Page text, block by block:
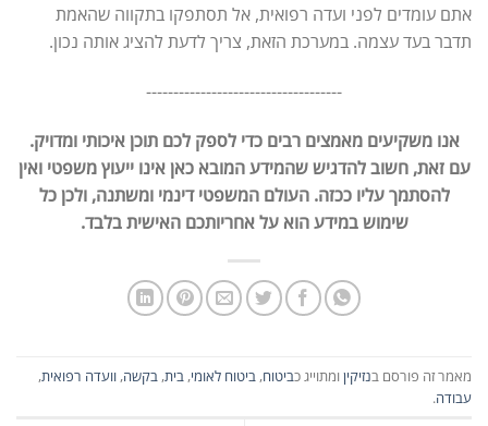
אתם עומדים לפני ועדה רפואית, אל תסתפקו בתקווה שהאמת
תדבר בעד עצמה. במערכת הזאת, צריך לדעת להציג אותה נכון.
------------------------------------
אנו משקיעים מאמצים רבים כדי לספק לכם תוכן איכותי ומדויק.
עם זאת, חשוב להדגיש שהמידע המובא כאן אינו ייעוץ משפטי ואין
להסתמך עליו ככזה. העולם המשפטי דינמי ומשתנה, ולכן כל
שימוש במידע הוא על אחריותכם האישית בלבד.
מאמר זה פורסם בנזיקיןומתוייג כביטוח, ביטוח לאומי, בית, בקשה, וועדה רפואית,
עבודה.